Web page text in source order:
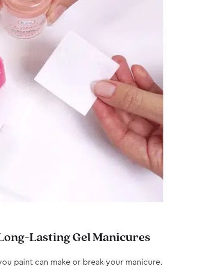
Lasting Gel Manicures
paint can make or break your manicure.